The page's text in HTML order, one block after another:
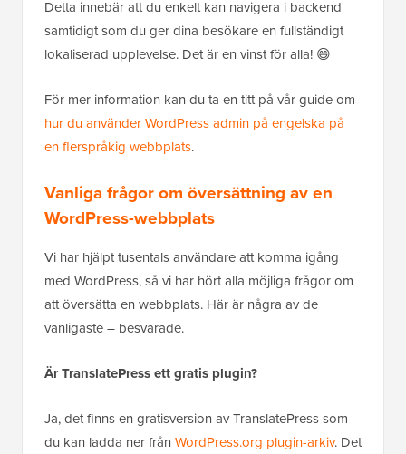
Detta innebär att du enkelt kan navigera i backend
samtidigt som du ger dina besökare en fullständigt
lokaliserad upplevelse. Det är en vinst för alla! 😄
För mer information kan du ta en titt på vår guide om
hur du använder WordPress admin på engelska på
en flerspråkig webbplats.
Vanliga frågor om översättning av en
WordPress-webbplats
Vi har hjälpt tusentals användare att komma igång
med WordPress, så vi har hört alla möjliga frågor om
att översätta en webbplats. Här är några av de
vanligaste – besvarade.
Är TranslatePress ett gratis plugin?
Ja, det finns en gratisversion av TranslatePress som
du kan ladda ner från WordPress.org plugin-arkiv. Det